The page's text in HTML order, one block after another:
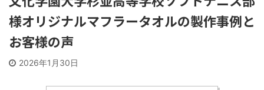
様オリジナルマフラータオルの製作事例と
お客様の声
2026年1月30日